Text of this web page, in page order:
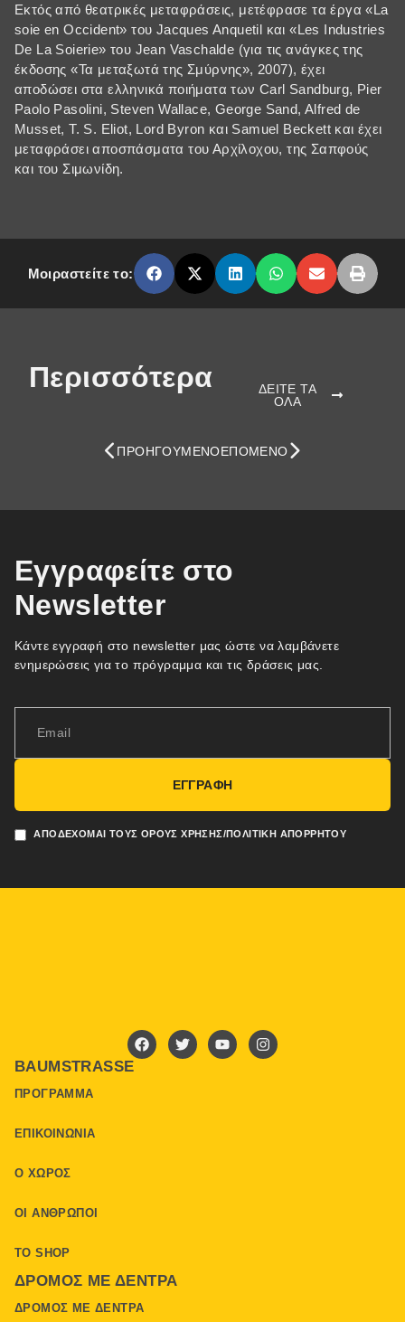
Εκτός από θεατρικές μεταφράσεις, μετέφρασε τα έργα «La
soie en Occident» του Jacques Anquetil και «Les Industries
De La Soierie» του Jean Vaschalde (για τις ανάγκες της
έκδοσης «Τα μεταξωτά της Σμύρνης», 2007), έχει
αποδώσει στα ελληνικά ποιήματα των Carl Sandburg, Pier
Paolo Pasolini, Steven Wallace, George Sand, Alfred de
Musset, T. S. Eliot, Lord Byron και Samuel Beckett και έχει
μεταφράσει αποσπάσματα του Αρχίλοχου, της Σαπφούς
και του Σιμωνίδη.
Μοιραστείτε το:
Περισσότερα
ΔΕΙΤΕ ΤΑ
ΟΛΑ
ΠΡΟΗΓΟΎΜΕΝΟΕΠΌΜΕΝΟ
Εγγραφείτε στο
Newsletter
Κάντε εγγραφή στο newsletter μας ώστε να λαμβάνετε
ενημερώσεις για το πρόγραμμα και τις δράσεις μας.
ΑΠΟΔΈΧΟΜΑΙ ΤΟΥΣ ΌΡΟΥΣ ΧΡΉΣΗΣ/ΠΟΛΙΤΙΚΉ ΑΠΟΡΡΉΤΟΥ
ΕΓΓΡΑΦΗ
BAUMSTRASSE
ΠΡΌΓΡΑΜΜΑ
ΕΠΙΚΟΙΝΩΝΊΑ
Ο ΧΏΡΟΣ
ΟΙ ΆΝΘΡΩΠΟΙ
ΤΟ SHOP
ΔΡΌΜΟΣ ΜΕ ΔΈΝΤΡΑ
ΔΡΌΜΟΣ ΜΕ ΔΈΝΤΡΑ